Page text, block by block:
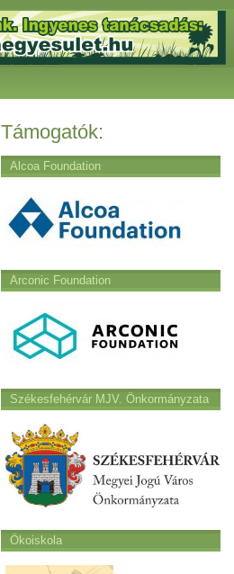
Támogatók:
Alcoa Foundation
Arconic Foundation
Székesfehérvár MJV. Önkormányzata
Ökoiskola